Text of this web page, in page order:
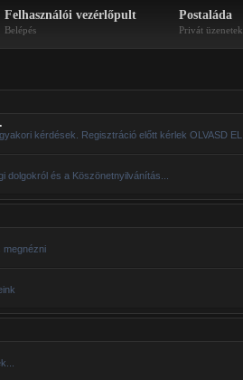
Felhasználói vezérlőpult
Belépés
Postaláda
Privát üzenetek
kérdések. Regisztráció előtt kérlek OLVASD EL.
dolgokról és a Köszönetnyilvánítás...
megnézni